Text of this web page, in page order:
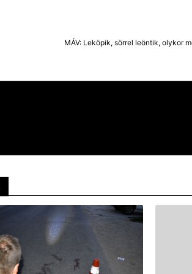
MÁV: Leköpik, sörrel leöntik, olykor